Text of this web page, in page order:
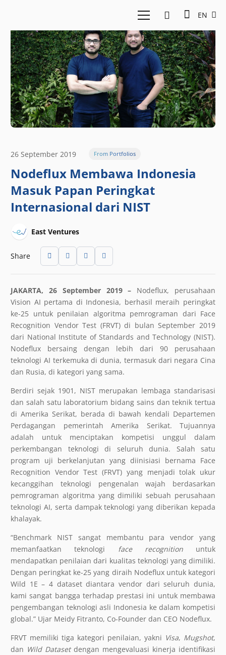
EN
26 September 2019 From Portfolios
Nodeflux Membawa Indonesia
Masuk Papan Peringkat
Internasional dari NIST
East Ventures
Share
JAKARTA, 26 September 2019 – Nodeflux, perusahaan
Vision AI pertama di Indonesia, berhasil meraih peringkat
ke-25 untuk penilaian algoritma pemrograman dari Face
Recognition Vendor Test (FRVT) di bulan September 2019
dari National Institute of Standards and Technology (NIST).
Nodeflux bersaing dengan lebih dari 90 perusahaan
teknologi AI terkemuka di dunia, termasuk dari negara Cina
dan Rusia, di kategori yang sama.
Berdiri sejak 1901, NIST merupakan lembaga standarisasi
dan salah satu laboratorium bidang sains dan teknik tertua
di Amerika Serikat, berada di bawah kendali Departemen
Perdagangan pemerintah Amerika Serikat. Tujuannya
adalah untuk menciptakan kompetisi unggul dalam
perkembangan teknologi di seluruh dunia. Salah satu
program uji berkelanjutan yang diinisiasi bernama Face
Recognition Vendor Test (FRVT) yang menjadi tolak ukur
kecanggihan teknologi pengenalan wajah berdasarkan
pemrograman algoritma yang dimiliki sebuah perusahaan
teknologi AI, serta dampak teknologi yang diberikan kepada
khalayak.
“Benchmark NIST sangat membantu para vendor yang
memanfaatkan teknologi face recognition untuk
mendapatkan penilaian dari kualitas teknologi yang dimiliki.
Dengan peringkat ke-25 yang diraih Nodeflux untuk kategori
Wild 1E – 4 dataset diantara vendor dari seluruh dunia,
kami sangat bangga terhadap prestasi ini untuk membawa
pengembangan teknologi asli Indonesia ke dalam kompetisi
global.” Ujar Meidy Fitranto, Co-Founder dan CEO Nodeflux.
FRVT memiliki tiga kategori penilaian, yakni Visa, Mugshot,
dan Wild Datasetdengan mengevaluasi kinerja identifikasi